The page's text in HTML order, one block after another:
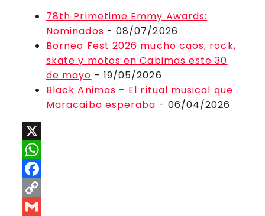
78th Primetime Emmy Awards:
Nominados - 08/07/2026
Borneo Fest 2026 mucho caos, rock,
skate y motos en Cabimas este 30
de mayo - 19/05/2026
Black Animas – El ritual musical que
Maracaibo esperaba - 06/04/2026
X
WhatsApp
Facebook
Copy